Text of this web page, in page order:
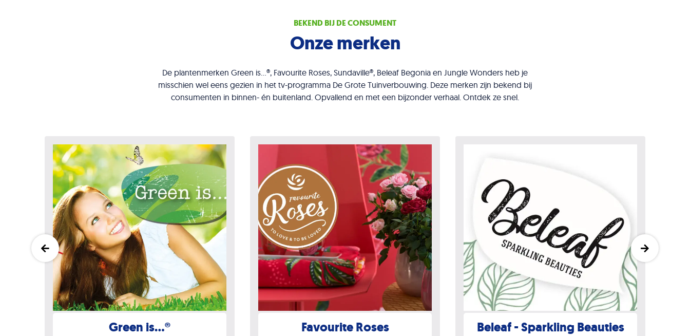
BEKEND BIJ DE CONSUMENT
Onze merken
De plantenmerken Green is…®, Favourite Roses, Sundaville®, Beleaf Begonia en Jungle Wonders heb je
misschien wel eens gezien in het tv-programma De Grote Tuinverbouwing. Deze merken zijn bekend bij
consumenten in binnen- én buitenland. Opvallend en met een bijzonder verhaal. Ontdek ze snel.
Green is...® Favourite Roses Beleaf - Sparkling Beauties